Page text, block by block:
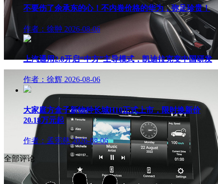
不要伤了余承东的心！不内卷价格的华为，弥足珍贵！
作者：徐翀 2026-08-06
上汽通用2.0开启“中方”主导模式，凯迪拉克变中国研发
作者：徐辉 2026-08-06
大家庭方盒子新物种长城H10正式上市，限时换新价
20.18万元起
作者：孟宪慈 2026-08-06
全部评论